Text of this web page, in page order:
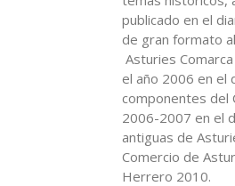
publicado en el
de gran formato
Asturies
el año 2006 en el
componentes del
2006-2007 en el
antiguas de
Comercio de
Herrero 2010.